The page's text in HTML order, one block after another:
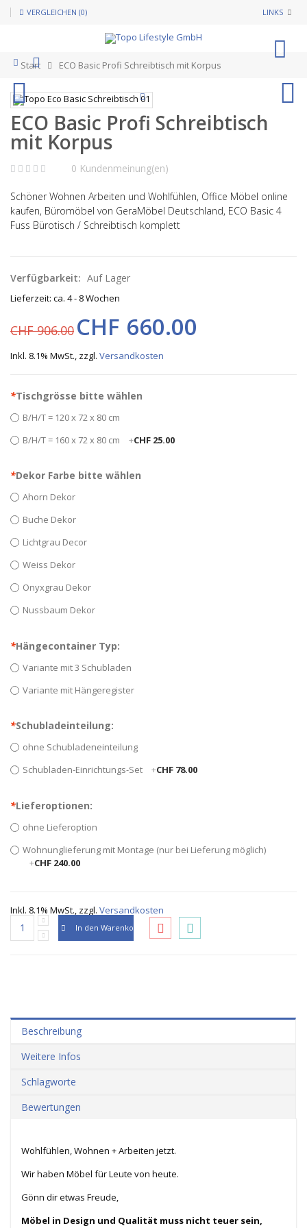
VERGLEICHEN (0) LINKS
Start ECO Basic Profi Schreibtisch mit Korpus
ECO Basic Profi Schreibtisch
mit Korpus
0 Kundenmeinung(en)
Schöner Wohnen Arbeiten und Wohlfühlen, Office Möbel online
kaufen, Büromöbel von GeraMöbel Deutschland, ECO Basic 4
Fuss Bürotisch / Schreibtisch komplett
Verfügbarkeit: Auf Lager
Lieferzeit: ca. 4 - 8 Wochen
CHF 906.00 CHF 660.00
Inkl. 8.1% MwSt., zzgl. Versandkosten
*Tischgrösse bitte wählen
B/H/T = 120 x 72 x 80 cm
B/H/T = 160 x 72 x 80 cm
+CHF 25.00
*Dekor Farbe bitte wählen
Ahorn Dekor
Buche Dekor
Lichtgrau Decor
Weiss Dekor
Onyxgrau Dekor
Nussbaum Dekor
*Hängecontainer Typ:
Variante mit 3 Schubladen
Variante mit Hängeregister
*Schubladeinteilung:
ohne Schubladeneinteilung
Schubladen-Einrichtungs-Set
+CHF 78.00
*Lieferoptionen:
ohne Lieferoption
Wohnunglieferung mit Montage (nur bei Lieferung möglich)
+CHF 240.00
Inkl. 8.1% MwSt. zzgl. Versandkosten
In den Warenkorb
Beschreibung
Weitere Infos
Schlagworte
Bewertungen
Wohlfühlen, Wohnen + Arbeiten jetzt.
Wir haben Möbel für Leute von heute.
Gönn dir etwas Freude,
Möbel in Design und Qualität muss nicht teuer sein,